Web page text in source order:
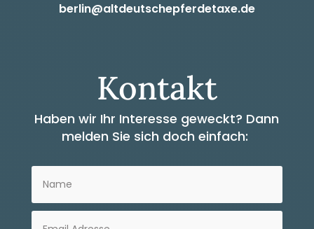
berlin@altdeutschepferdetaxe.de
Kontakt
Haben wir Ihr Interesse geweckt? Dann
melden Sie sich doch einfach: